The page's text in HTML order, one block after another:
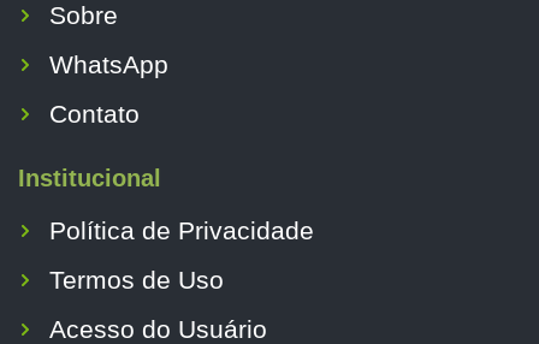
Sobre
WhatsApp
Contato
Institucional
Política de Privacidade
Termos de Uso
Acesso do Usuário